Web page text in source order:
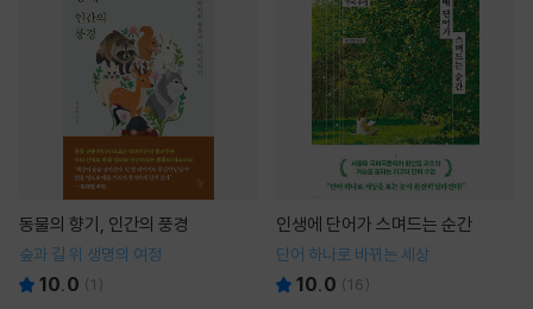
동물의 향기, 인간의 풍경
숲과 길 위 생명의 여정
10.0 (1 )
인생에 단어가 스며드는 순간
단어 하나로 바뀌는 세상
10.0 (16)